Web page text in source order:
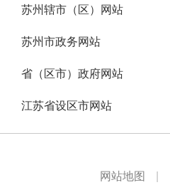
苏州辖市（区）网站
苏州市政务网站
省（区市）政府网站
江苏省设区市网站
网站地图 |